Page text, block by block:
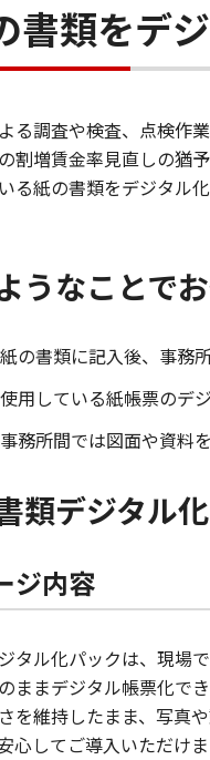
書類をデ
る調査や検査、点検作
割増賃金率見直しの猶
る紙の書類をデジタル
うなことで
の書類に記入後、事務
用している紙帳票のデ
務所間では図面や資料
類デジタル
ジ内容
タル化パックは、現場
ままデジタル帳票化で
を維持したまま、写真
心してご導入いただけま